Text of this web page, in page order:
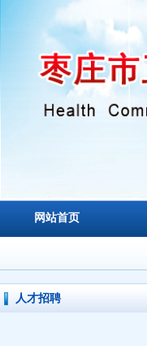
网站首页
人才招聘